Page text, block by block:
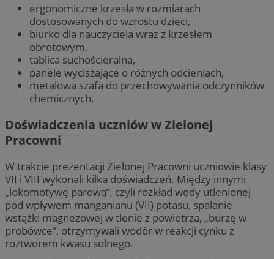
ergonomiczne krzesła w rozmiarach
dostosowanych do wzrostu dzieci,
biurko dla nauczyciela wraz z krzesłem
obrotowym,
tablica suchościeralna,
panele wyciszające o różnych odcieniach,
metalowa szafa do przechowywania odczynników
chemicznych.
Doświadczenia uczniów w Zielonej
Pracowni
W trakcie prezentacji Zielonej Pracowni uczniowie klasy
VII i VIII wykonali kilka doświadczeń. Między innymi
„lokomotywę parową”, czyli rozkład wody utlenionej
pod wpływem manganianu (VII) potasu, spalanie
wstążki magnezowej w tlenie z powietrza, „burzę w
probówce”, otrzymywali wodór w reakcji cynku z
roztworem kwasu solnego.